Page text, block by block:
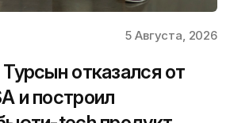
5 Августа, 2026
отказался от
и построил